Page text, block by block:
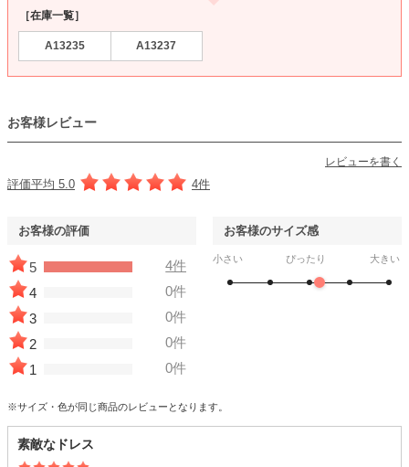
［在庫一覧］
A13235 A13237
お客様レビュー
レビューを書く
評価平均 5.0 4件
お客様の評価
5
4件
4
0件
3
0件
2
0件
1
0件
お客様のサイズ感
小さい ぴったり 大きい
※サイズ・色が同じ商品のレビューとなります。
素敵なドレス